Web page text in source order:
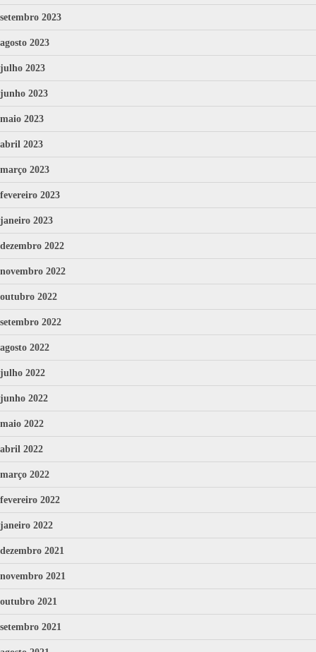
setembro 2023
agosto 2023
julho 2023
junho 2023
maio 2023
abril 2023
março 2023
fevereiro 2023
janeiro 2023
dezembro 2022
novembro 2022
outubro 2022
setembro 2022
agosto 2022
julho 2022
junho 2022
maio 2022
abril 2022
março 2022
fevereiro 2022
janeiro 2022
dezembro 2021
novembro 2021
outubro 2021
setembro 2021